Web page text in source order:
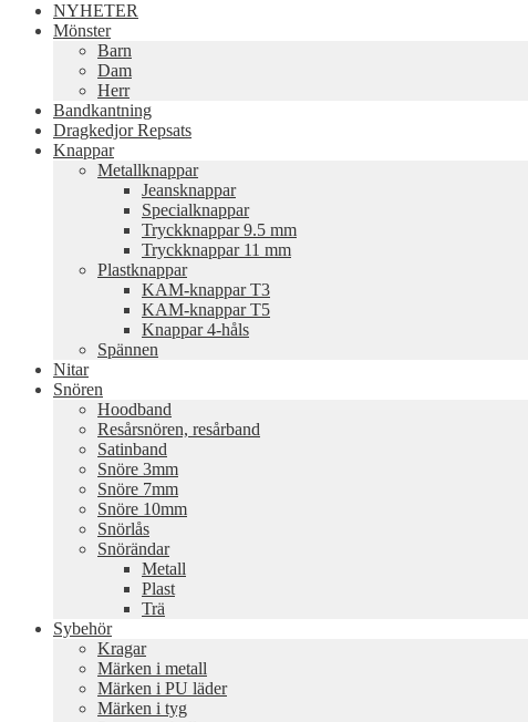
NYHETER
Mönster
Barn
Dam
Herr
Bandkantning
Dragkedjor Repsats
Knappar
Metallknappar
Jeansknappar
Specialknappar
Tryckknappar 9.5 mm
Tryckknappar 11 mm
Plastknappar
KAM-knappar T3
KAM-knappar T5
Knappar 4-håls
Spännen
Nitar
Snören
Hoodband
Resårsnören, resårband
Satinband
Snöre 3mm
Snöre 7mm
Snöre 10mm
Snörlås
Snörändar
Metall
Plast
Trä
Sybehör
Kragar
Märken i metall
Märken i PU läder
Märken i tyg